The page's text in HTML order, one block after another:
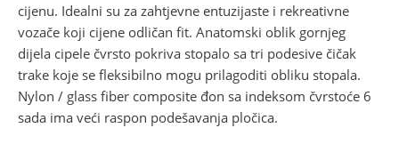
cijenu. Idealni su za zahtjevne entuzijaste i rekreativne
vozače koji cijene odličan fit. Anatomski oblik gornjeg
dijela cipele čvrsto pokriva stopalo sa tri podesive čičak
trake koje se fleksibilno mogu prilagoditi obliku stopala.
Nylon / glass fiber composite đon sa indeksom čvrstoće 6
sada ima veći raspon podešavanja pločica.